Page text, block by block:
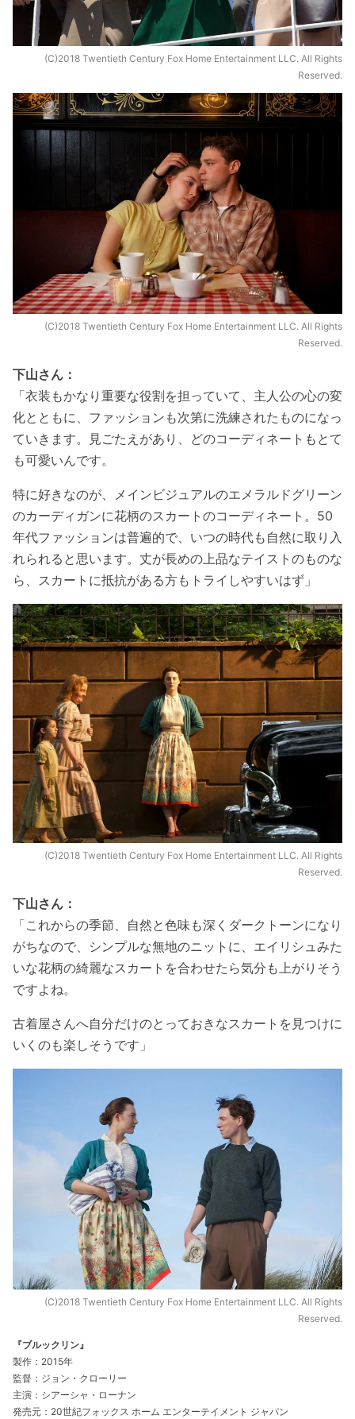
(C)2018 Twentieth Century Fox Home Entertainment LLC. All Rights
Reserved.
(C)2018 Twentieth Century Fox Home Entertainment LLC. All Rights
Reserved.
下山さん：
「衣装もかなり重要な役割を担っていて、主人公の心の変
化とともに、ファッションも次第に洗練されたものになっ
ていきます。見ごたえがあり、どのコーディネートもとて
も可愛いんです。
特に好きなのが、メインビジュアルのエメラルドグリーン
のカーディガンに花柄のスカートのコーディネート。50
年代ファッションは普遍的で、いつの時代も自然に取り入
れられると思います。丈が長めの上品なテイストのものな
ら、スカートに抵抗がある方もトライしやすいはず」
(C)2018 Twentieth Century Fox Home Entertainment LLC. All Rights
Reserved.
下山さん：
「これからの季節、自然と色味も深くダークトーンになり
がちなので、シンプルな無地のニットに、エイリシュみた
いな花柄の綺麗なスカートを合わせたら気分も上がりそう
ですよね。
古着屋さんへ自分だけのとっておきなスカートを見つけに
いくのも楽しそうです」
(C)2018 Twentieth Century Fox Home Entertainment LLC. All Rights
Reserved.
『ブルックリン』
製作：2015年
監督：ジョン・クローリー
主演：シアーシャ・ローナン
発売元：20世紀フォックス ホーム エンターテイメント ジャパン